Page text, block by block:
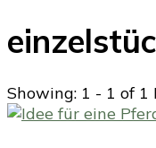
Showing: 1 - 1 of 1